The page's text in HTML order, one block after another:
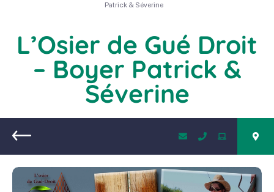
Patrick & Séverine
L’Osier de Gué Droit
– Boyer Patrick &
Séverine
Retour